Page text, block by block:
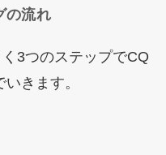
の流れ
3つのステップでCQ
きます。